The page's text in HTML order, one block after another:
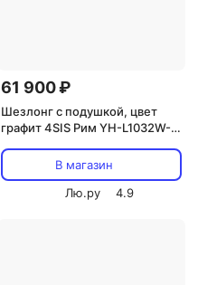
61 900 ₽
Шезлонг с подушкой, цвет
графит 4SIS Рим YH-L1032W-1
В магазин
Лю.ру
4.9